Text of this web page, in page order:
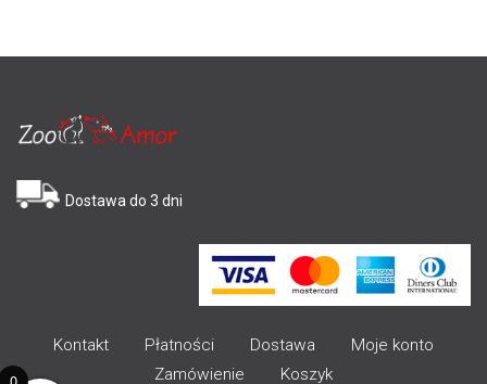
Dostawa do 3 dni
Kontakt Płatności Dostawa
Moje konto
Zamówienie
Koszyk